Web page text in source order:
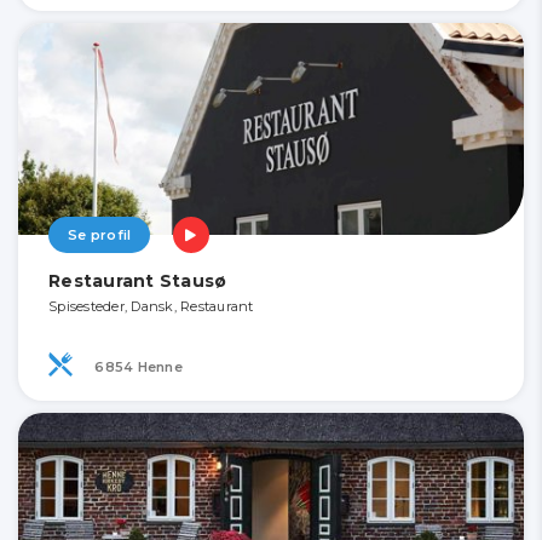
Se profil
Restaurant Stausø
Spisesteder, Dansk, Restaurant
6854 Henne